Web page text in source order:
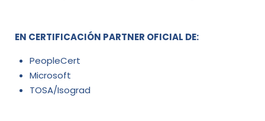
EN CERTIFICACIÓN PARTNER OFICIAL DE:
PeopleCert
Microsoft
TOSA/Isograd